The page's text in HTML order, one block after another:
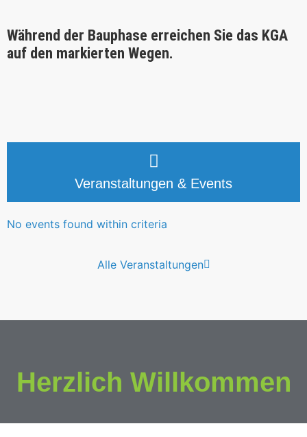
Während der Bauphase erreichen Sie das KGA
auf den markierten Wegen.
Veranstaltungen & Events
No events found within criteria
Alle Veranstaltungen
Herzlich Willkommen